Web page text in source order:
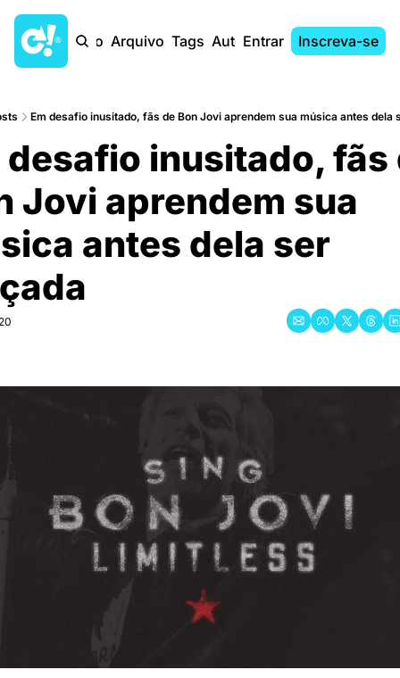
Início Arquivo Tags AutoresEntrar Inscreva-se
Em desafio inusitado, fãs de Bon Jovi aprendem sua música antes dela
desafio inusitado, fãs
Jovi aprendem sua
antes dela ser